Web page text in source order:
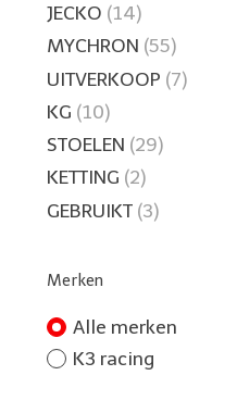
JECKO (14)
MYCHRON (55)
UITVERKOOP (7)
KG (10)
STOELEN (29)
KETTING (2)
GEBRUIKT (3)
Merken
Alle merken
K3 racing